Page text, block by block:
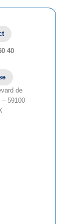
40
de
– 59100